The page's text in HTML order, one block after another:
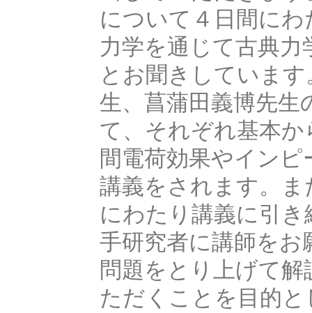
について４日間に
力学を通じて古典
とお聞きしていま
生、菖蒲田義博先
て、それぞれ基本
間電荷効果やイン
講義をされます。
にわたり講義に引き
手研究者に講師を
問題をとり上げて
ただくことを目的